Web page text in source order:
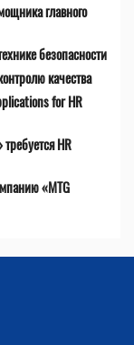
главного
безопасности
качества
for HR
HR
«MTG